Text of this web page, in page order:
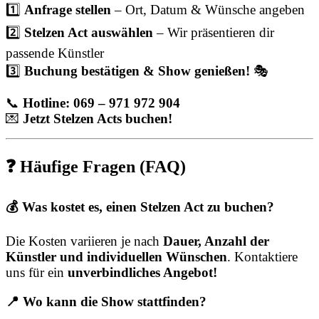
1️⃣ Anfrage stellen– Ort, Datum & Wünsche angeben
2️⃣ Stelzen Act auswählen– Wir präsentieren dir
passende Künstler
3️⃣ Buchung bestätigen & Show genießen! 🎭
📞 Hotline: 069 – 971 972 904
💌 Jetzt Stelzen Acts buchen!
❓ Häufige Fragen (FAQ)
💰 Was kostet es, einen Stelzen Act zu buchen?
Die Kosten variieren je nach Dauer, Anzahl der
Künstler und individuellen Wünschen. Kontaktiere
uns für ein unverbindliches Angebot!
📍 Wo kann die Show stattfinden?